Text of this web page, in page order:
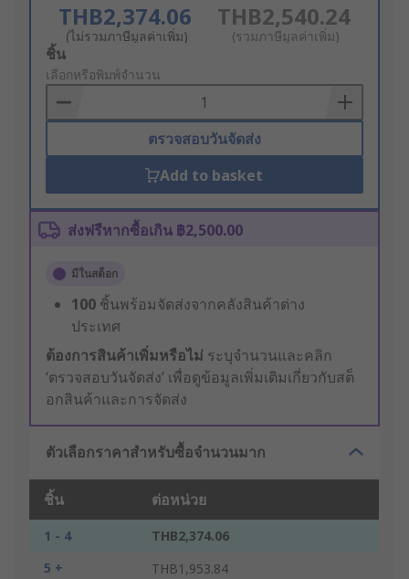
THB2,374.06
(ไม่รวมภาษีมูลค่าเพิ่ม)
THB2,540.24
(รวมภาษีมูลค่าเพิ่ม)
Add
to
Basket
ชิ้น
เลือกหรือพิมพ์จำนวน
ตรวจสอบวันจัดส่ง
Add to basket
ส่งฟรีหากซื้อเกิน ฿2,500.00
มีในสต็อก
100 ชิ้นพร้อมจัดส่งจากคลังสินค้าต่าง
ประเทศ
ต้องการสินค้าเพิ่มหรือไม่ ระบุจำนวนและคลิก
‘ตรวจสอบวันจัดส่ง’ เพื่อดูข้อมูลเพิ่มเติมเกี่ยวกับสต็
อกสินค้าและการจัดส่ง
ตัวเลือกราคาสำหรับซื้อจำนวนมาก
ชิ้น ต่อหน่วย
1 - 4
THB2,374.06
5 +
THB1,953.84